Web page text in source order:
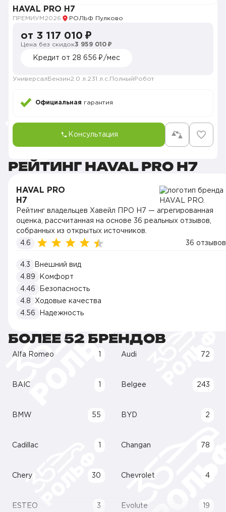
HAVAL PRO H7
ПРЕМИУМ 2026 РОЛЬФ Пулково
от 3 117 010 ₽
Цена без скидок3 959 010 ₽
Кредит от 28 656 ₽/мес
Универсал Бензин2.0 л. 231 л.с. Полный Робот
Официальная гарантия
Консультация
РЕЙТИНГ HAVAL PRO H7
HAVAL PRO
H7
Рейтинг владельцев Хавейл ПРО H7 — агрегированная
оценка, рассчитанная на основе 36 реальных отзывов,
собранных из открытых источников.
4.6
36 отзывов
4.3
Внешний вид
4.89
Комфорт
4.46
Безопасность
4.8
Ходовые качества
4.56
Надежность
БОЛЕЕ 52 БРЕНДОВ
Alfa Romeo Audi 72
BAIC Belgee 243
BMW 55 BYD 2
Cadillac Changan 78
Chery 30 Chevrolet 4
ESTEO 3 Evolute 19